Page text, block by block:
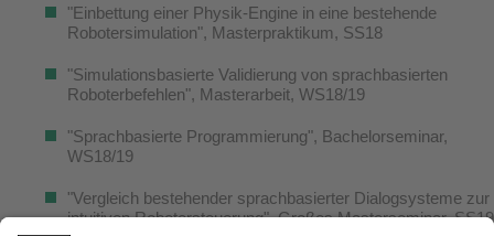
"Einbettung einer Physik-Engine in eine bestehende
Robotersimulation", Masterpraktikum, SS18
"Simulationsbasierte Validierung von sprachbasierten
Roboterbefehlen", Masterarbeit, WS18/19
"Sprachbasierte Programmierung", Bachelorseminar,
WS18/19
"Vergleich bestehender sprachbasierter Dialogsysteme zur
intuitiven Robotersteuerung", Großes Masterseminar, SS19